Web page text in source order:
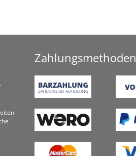
Zahlungsmethoden